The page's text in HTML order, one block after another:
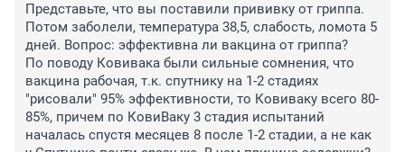
Представьте, что вы поставили прививку от гриппа.
Потом заболели, температура 38,5, слабость, ломота 5
дней. Вопрос: эффективна ли вакцина от гриппа?
По поводу Ковивака были сильные сомнения, что
вакцина рабочая, т.к. спутнику на 1-2 стадиях
"рисовали" 95% эффективности, то Ковиваку всего 80-
85%, причем по КовиВаку 3 стадия испытаний
началась спустя месяцев 8 после 1-2 стадии, а не как